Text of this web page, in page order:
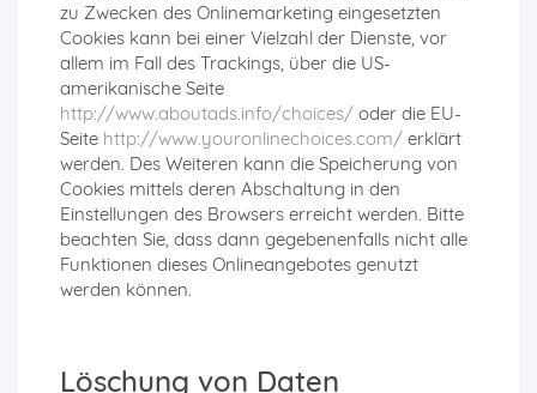
zu Zwecken des Onlinemarketing eingesetzten
Cookies kann bei einer Vielzahl der Dienste, vor
allem im Fall des Trackings, über die US-
amerikanische Seite
http://www.aboutads.info/choices/ oder die EU-
Seite http://www.youronlinechoices.com/ erklärt
werden. Des Weiteren kann die Speicherung von
Cookies mittels deren Abschaltung in den
Einstellungen des Browsers erreicht werden. Bitte
beachten Sie, dass dann gegebenenfalls nicht alle
Funktionen dieses Onlineangebotes genutzt
werden können.
Löschung von Daten